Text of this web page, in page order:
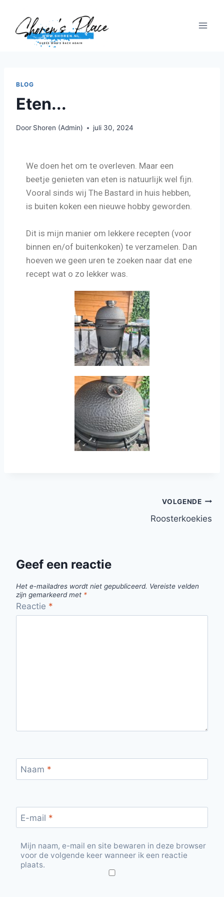
BLOG
Eten...
Door Shoren (Admin) juli 30, 2024
We doen het om te overleven. Maar een
beetje genieten van eten is natuurlijk wel fijn.
Vooral sinds wij The Bastard in huis hebben,
is buiten koken een nieuwe hobby geworden.
Dit is mijn manier om lekkere recepten (voor
binnen en/of buitenkoken) te verzamelen. Dan
hoeven we geen uren te zoeken naar dat ene
recept wat o zo lekker was.
VOLGENDE
Roosterkoekies
Geef een reactie
Het e-mailadres wordt niet gepubliceerd. Vereiste velden
zijn gemarkeerd met *
Reactie *
Naam *
E-mail *
Mijn naam, e-mail en site bewaren in deze browser
voor de volgende keer wanneer ik een reactie
plaats.